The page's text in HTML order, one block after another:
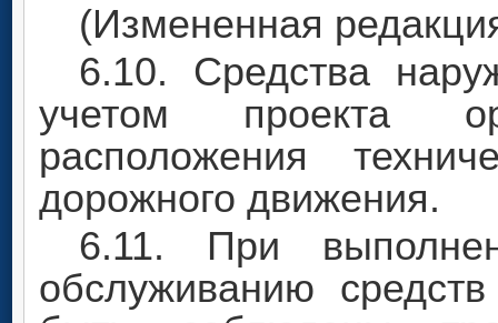
(Измененная
6.10. Средства
учетом проекта
расположения
дорожного движения.
6.11. При
обслуживанию